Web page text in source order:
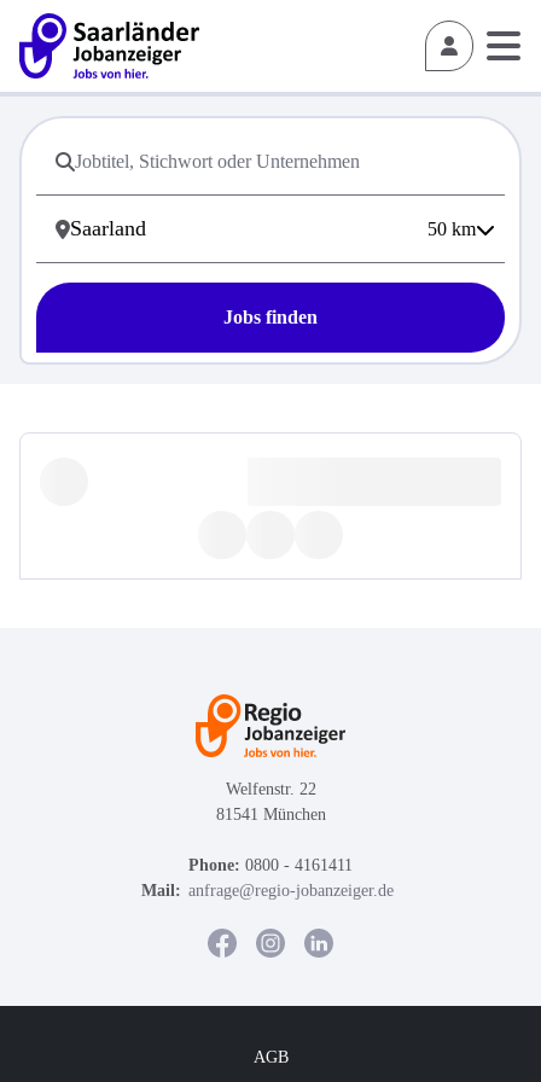
50 km
Jobs finden
Welfenstr. 22
81541 München
Phone: 0800 - 4161411
Mail: anfrage@regio-jobanzeiger.de
AGB